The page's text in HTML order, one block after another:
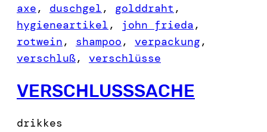
axe, duschgel , golddraht
hygieneartikel , john frieda
rotwein, shampoo, verpackung
verschluß, verschlüsse
VERSCHLUSSSACHE
drikkes